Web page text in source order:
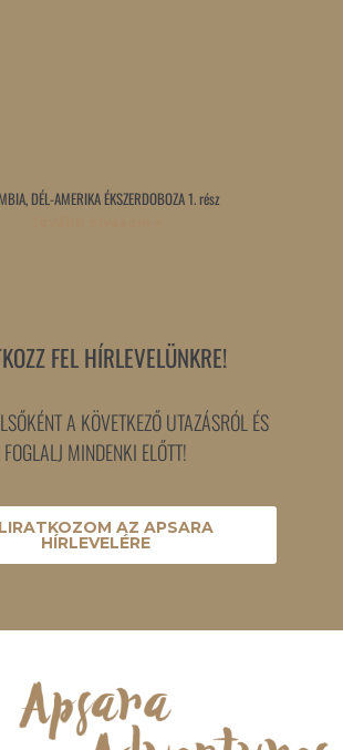
DÉL-AMERIKA ÉKSZERDOBOZA 1. rész
FEL HÍRLEVELÜNKRE!
A KÖVETKEZŐ UTAZÁSRÓL ÉS
FOGLALJ MINDENKI ELŐTT!
AZ APSARA
HÍRLEVELÉRE